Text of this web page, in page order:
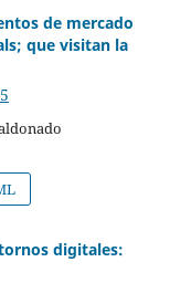
de mercado
que visitan la
digitales: